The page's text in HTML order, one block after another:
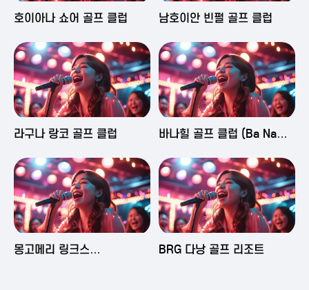
2025-06-03 16:43
호이아나 쇼어 골프 클럽 2025-06-03 15:09
남호이안 빈펄 골프 클럽
2025-06-03 15:05
라구나 랑코 골프 클럽 2025-06-03 14:58
바나힐 골프 클럽 (Ba Na
2025-06-03 14:50
몽고메리 링크스
2025-06-02 23:29
BRG 다낭 골프 리조트